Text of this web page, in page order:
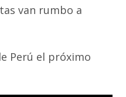
van rumbo a
Perú el próximo